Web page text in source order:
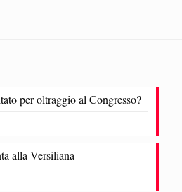
per oltraggio al Congresso?
alla Versiliana